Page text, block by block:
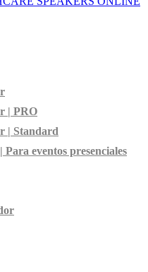
| PRO
| Standard
eventos presenciales